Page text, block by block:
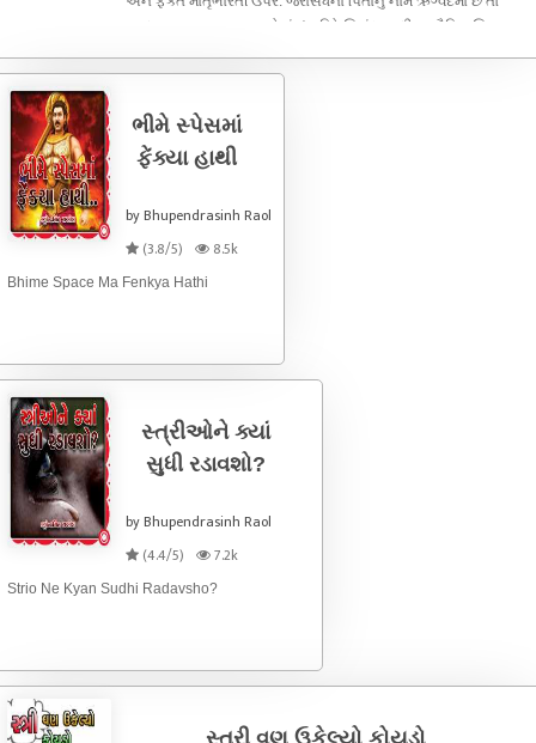
મગધના આ મહાન રાજાઓનાં વંશ વિષે સિકંદર સુધીના ઐતિહાસિક
રાજા હતો. વધુ વાંચો આગળ
ભીમે સ્પેસમાં
ફેંક્યા હાથી
by Bhupendrasinh Raol
(3.8/5)
8.5k
Bhime Space Ma Fenkya Hathi
સ્ત્રીઓને ક્યાં
સુધી રડાવશો?
by Bhupendrasinh Raol
(4.4/5)
7.2k
Strio Ne Kyan Sudhi Radavsho?